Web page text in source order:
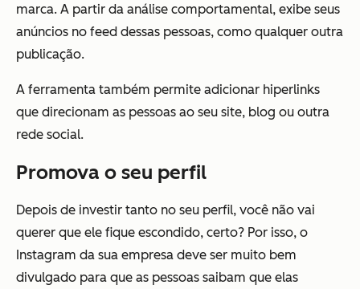
marca. A partir da análise comportamental, exibe seus
anúncios no feed dessas pessoas, como qualquer outra
publicação.
A ferramenta também permite adicionar hiperlinks
que direcionam as pessoas ao seu site, blog ou outra
rede social.
Promova o seu perfil
Depois de investir tanto no seu perfil, você não vai
querer que ele fique escondido, certo? Por isso, o
Instagram da sua empresa deve ser muito bem
divulgado para que as pessoas saibam que elas